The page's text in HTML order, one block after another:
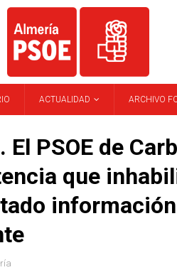
ACTUALIDAD ARCHIVO
El PSOE de
que
información